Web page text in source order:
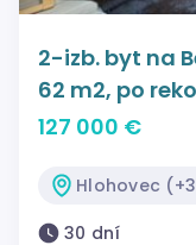
2-izb. byt na
62 m2, po
127 000 €
Hlohovec
30 dní